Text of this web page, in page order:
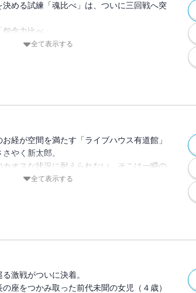
める試練「魂比べ」は、ついに三回戦へ突
念力比べ」
巻き、大音量のお経がブース全体を震わせ
た人物を前に忌美ちゃんは勝利をつかみ取
全て表示する
経が空間を満たす「ライブハウス有道館」
やく新太郎。
カオスな状況に耐えられない、そこは一瞬の
る超昇天環境！
全て表示する
激戦がついに決着。
座をつかみ取った前代未聞の女児（４歳）